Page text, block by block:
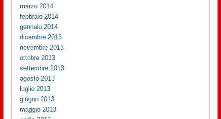
marzo 2014
febbraio 2014
gennaio 2014
dicembre 2013
novembre 2013
ottobre 2013
settembre 2013
agosto 2013
luglio 2013
giugno 2013
maggio 2013